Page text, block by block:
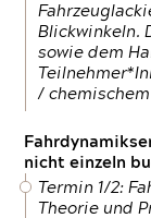
Blickwinkeln.
sowie dem
/
nicht einzeln
Termin 1/2:
Theorie und